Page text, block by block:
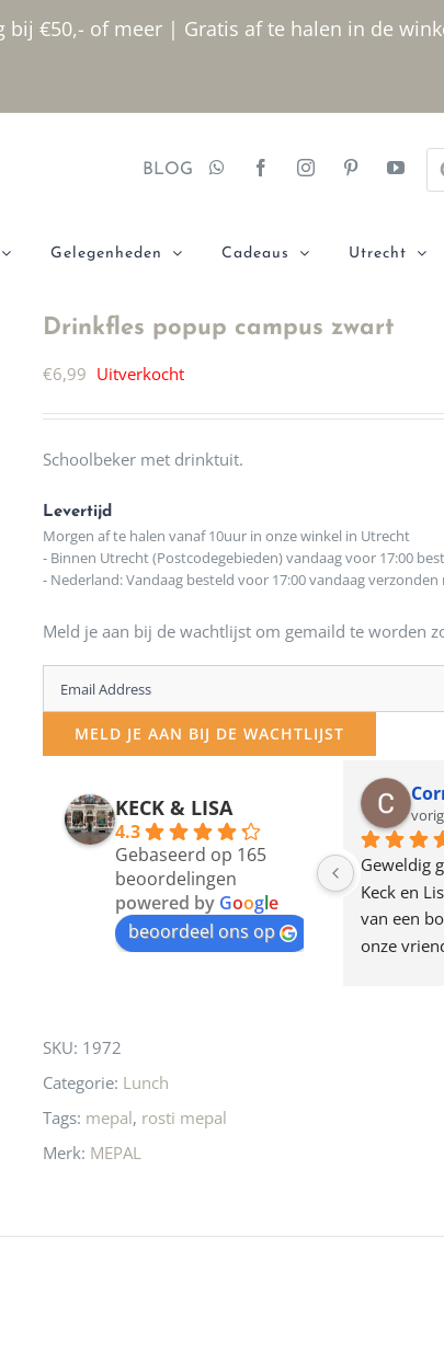
€50,- of meer | Gratis af te halen in de
BLOG
Gelegenheden Cadeaus Utrecht
Drinkfles popup campus zwart
€6,99 Uitverkocht
Schoolbeker met drinktuit.
Levertijd
Morgen af te halen vanaf 10uur in onze winkel in Utrecht
- Binnen Utrecht (Postcodegebieden) vandaag voor 17:00
- Nederland: Vandaag besteld voor 17:00 vandaag
Meld je aan bij de wachtlijst om gemaild te worden
Enter
your
email
MELD JE AAN BIJ DE WACHTLIJST
KECK & LISA
4.3
Gebaseerd op 165
beoordelingen
powered by Google
beoordeel ons op
12 maanden geleden
Waarom in hemelsnaam
de woonwinkel op de
klippen  laten lopen? Waar
moeten nu de design
Geweldig
Keck en
van een
onze
SKU: 1972
Categorie: Lunch
Tags: mepal, rosti mepal
Merk: MEPAL